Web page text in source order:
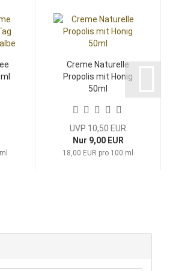
Creme Naturelle
Propolis mit Honig
50ml
UVP 10,50 EUR
Nur 9,00 EUR
18,00 EUR pro 100 ml